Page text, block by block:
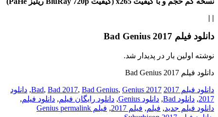
| |
دانلود فیلم Bad Genius 2017
نوشته اولین بار در پدیدار شد.
دانلود فیلم Bad Genius 2017
دانلود فیلم 2017 2017 Bad
, Bad 2017, Bad Genius, Genius
, دانلود
2017
, دانلود Bad , دانلود Genius , دانلود رایگان فیلم, دانلود فیلم,
دانلود فیلم جدید, فیلم, فیلم 2017 , فیلم Genius permalink